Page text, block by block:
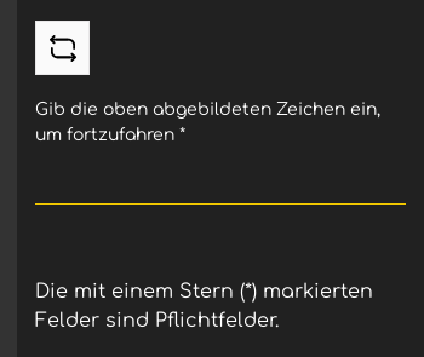
Gib die oben abgebildeten Zeichen ein,
um fortzufahren *
Die mit einem Stern (*) markierten
Felder sind Pflichtfelder.